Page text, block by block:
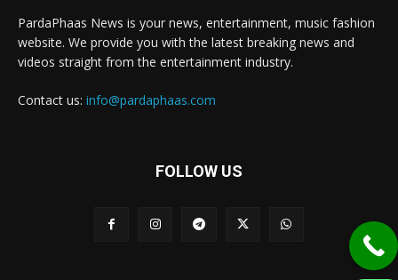
PardaPhaas News is your news, entertainment, music fashion
website. We provide you with the latest breaking news and
videos straight from the entertainment industry.
Contact us: info@pardaphaas.com
FOLLOW US